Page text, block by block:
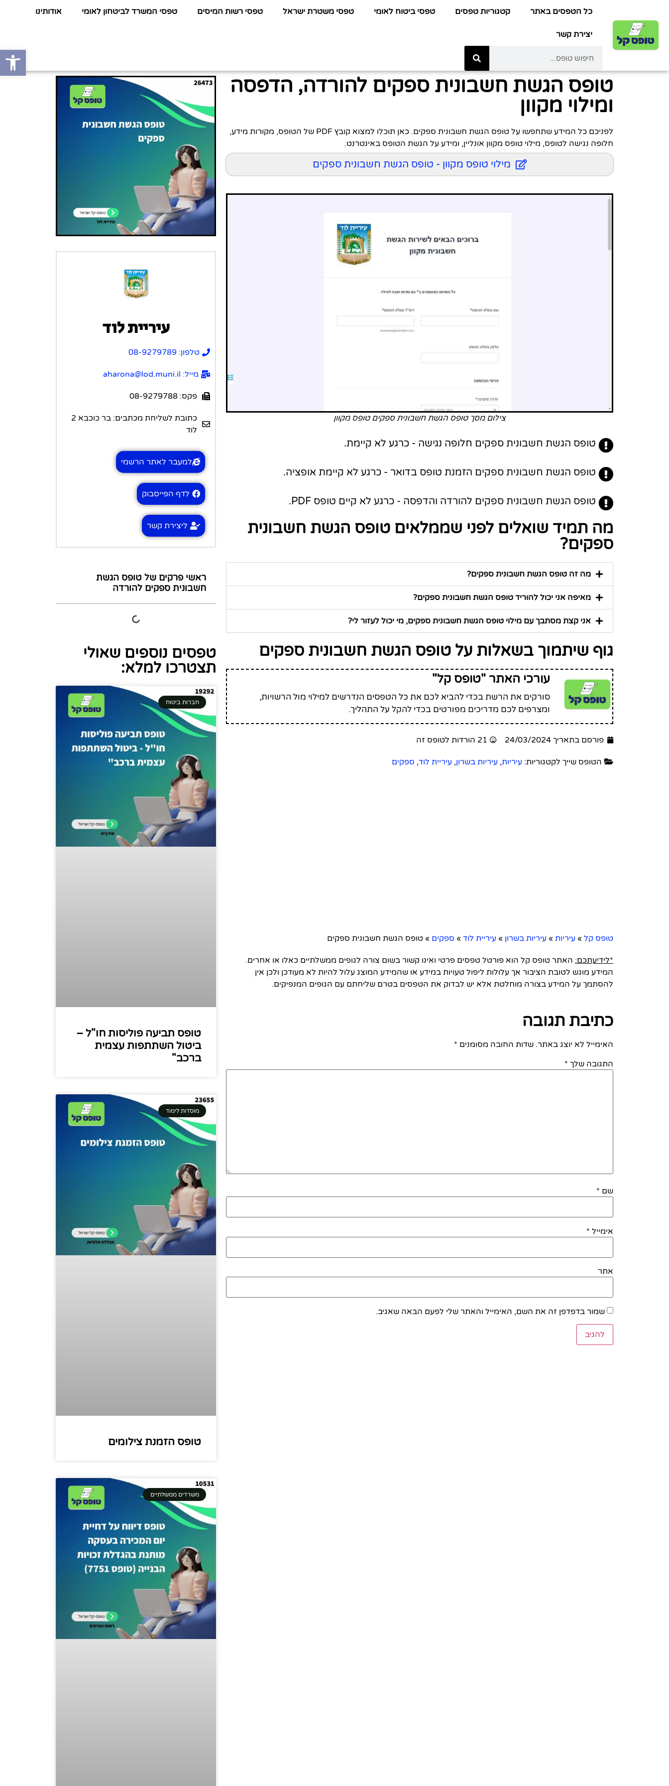
כל הטפסים באתר קטגוריות טפסים טפסי ביטוח לאומי טפסי משטרת ישראל טפסי רשות המיסים טפסי המשרד לביטחון לאומי אודותינו
יצירת קשר
טופס הגשת חשבונית ספקים להורדה, הדפסה
ומילוי מקוון
לפניכם כל המידע שתחפשו על טופס הגשת חשבונית ספקים. כאן תוכלו למצוא קובץ PDF של הטופס, מקורות מידע,
חלופה נגישה לטופס, מילוי טופס מקוון אונליין, ומידע על הגשת הטופס באינטרנט.
מילוי טופס מקוון - טופס הגשת חשבונית ספקים
צילום מסך טופס הגשת חשבונית ספקים טופס מקוון
טופס הגשת חשבונית ספקים חלופה נגישה - כרגע לא קיימת.
טופס הגשת חשבונית ספקים הזמנת טופס בדואר - כרגע לא קיימת אופציה.
טופס הגשת חשבונית ספקים להורדה והדפסה - כרגע לא קיים טופס PDF.
מה תמיד שואלים לפני שממלאים טופס הגשת חשבונית
ספקים?
מה זה טופס הגשת חשבונית ספקים?
מאיפה אני יכול להוריד טופס הגשת חשבונית ספקים?
אני קצת מסתבך עם מילוי טופס הגשת חשבונית ספקים, מי יכול לעזור לי?
גוף שיתמוך בשאלות על טופס הגשת חשבונית ספקים
עורכי האתר "טופס קל"
סורקים את הרשת בכדי להביא לכם את כל הטפסים הנדרשים למילוי מול הרשויות,
ומצרפים לכם מדריכים מפורטים בכדי להקל על התהליך.
פורסם בתאריך 24/03/2024 21 הורדות לטופס זה
הטופס שייך לקטגוריות: עיריות, עיריות בשרון, עיריית לוד, ספקים
טופס קל » עיריות » עיריות בשרון » עיריית לוד » ספקים » טופס הגשת חשבונית ספקים
*לידיעתכם: האתר טופס קל הוא פורטל טפסים פרטי ואינו קשור בשום צורה לגופים ממשלתיים כאלו או אחרים.
המידע מוגש לטובת הציבור אך עלולות ליפול טעויות במידע או שהמידע המוצג עלול להיות לא מעודכן ולכן אין
להסתמך על המידע בצורה מוחלטת אלא יש לבדוק את הטפסים בטרם שליחתם עם הגופים המנפיקים.
כתיבת תגובה
האימייל לא יוצג באתר. שדות החובה מסומנים *
התגובה שלך *
שם *
אימייל *
אתר
שמור בדפדפן זה את השם, האימייל והאתר שלי לפעם הבאה שאגיב.
עיריית לוד
טלפון: 08-9279789
מייל: aharona@lod.muni.il
פקס: 08-9279788
כתובת לשליחת מכתבים: בר כוכבא 2
לוד
למעבר לאתר הרשמי
לדף הפייסבוק
ליצירת קשר
ראשי פרקים של טופס הגשת
חשבונית ספקים להורדה
טפסים נוספים שאולי
תצטרכו למלא:
חברות ביטוח
טופס תביעה פוליסות חו"ל –
ביטול השתתפות עצמית
ברכב"
מוסדות לימוד
טופס הזמנת צילומים
משרדים ממשלתיים
פתח